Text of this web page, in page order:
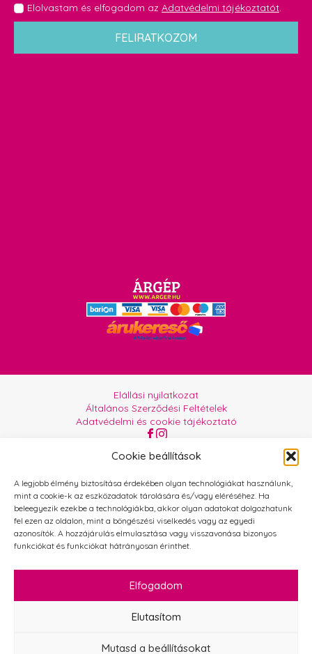
Cookie beállítások
A legjobb élmény biztosítása érdekében olyan technológiákat használunk,
mint a cookie-k az eszközadatok tárolására és/vagy eléréséhez. Ha
beleegyezik ezekbe a technológiákba, akkor olyan adatokat dolgozhatunk
fel ezen az oldalon, mint a böngészési viselkedés vagy az egyedi
azonosítók. A hozzájárulás elmulasztása vagy visszavonása bizonyos
funkciókat és funkciókat hátrányosan érinthet.
Elfogadom
Elutasítom
Mutasd a beállításokat
GDPR
*
Elolvastam és elfogadom az Adatvédelmi tájékoztatót.
FELIRATKOZOM
Elállási nyilatkozat
Általános Szerződési Feltételek
Adatvédelmi és cookie tájékoztató